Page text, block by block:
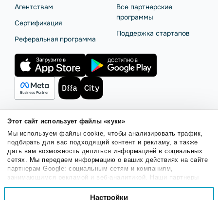
Этот сайт использует файлы «куки»
Мы используем файлы cookie, чтобы анализировать трафик,
подбирать для вас подходящий контент и рекламу, а также
дать вам возможность делиться информацией в социальных
сетях. Мы передаем информацию о ваших действиях на сайте
партнерам Google: социальным сетям и компаниям,
занимающимся рекламой и веб-аналитикой. Наши партнеры
могут комбинировать эти сведения с предоставленной вами
информацией, а также данными, которые они получили при
Выбор
Настройки
Агентствам
Сертификация
Реферальная программа
Все партнерские
программы
Поддержка стартапов
Правила использованияБезопасность SendPulse
Политика конфиденциальности Политика Cookies
© 2015 - 2026. ООО «СендПульс». Все права защищены.
Русский